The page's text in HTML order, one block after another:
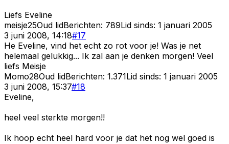
Liefs Eveline
meisje25Oud lidBerichten: 789Lid sinds: 1 januari 2005
3 juni 2008, 14:18#17
He Eveline, vind het echt zo rot voor je! Was je net
helemaal gelukkig... Ik zal aan je denken morgen! Veel
liefs Meisje
Momo28Oud lidBerichten: 1.371Lid sinds: 1 januari 2005
3 juni 2008, 15:37#18
Eveline,
heel veel sterkte morgen!!
Ik hoop echt heel hard voor je dat het nog wel goed is